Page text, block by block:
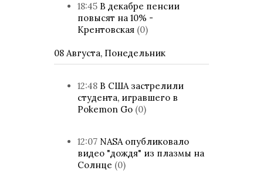
18:45 В декабре пенсии
повысят на 10% -
Крентовская (0)
08 Августа, Понедельник
12:48 В США застрелили
студента, игравшего в
Pokemon Go (0)
12:07 NASA опубликовало
видео "дождя" из плазмы на
Солнце (0)